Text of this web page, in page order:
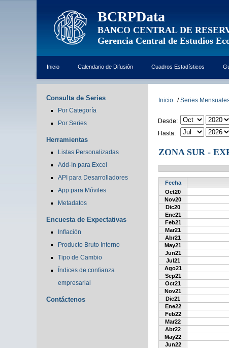
BCRPData
BANCO CENTRAL DE
Gerencia Central de Estudios
Inicio Calendario de Difusión Cuadros Estadísticos
Consulta de Series
Por Categoría
Por Series
Herramientas
Listas Personalizadas
Add-In para Excel
API para Desarrolladores
App para Móviles
Metadatos
Encuesta de Expectativas
Inflación
Producto Bruto Interno
Tipo de Cambio
Índices de confianza
empresarial
Contáctenos
Inicio / Series
Desde:
Hasta:
ZONA SUR -
Fecha
Oct20
Nov20
Dic20
Ene21
Feb21
Mar21
Abr21
May21
Jun21
Jul21
Ago21
Sep21
Oct21
Nov21
Dic21
Ene22
Feb22
Mar22
Abr22
May22
Jun22